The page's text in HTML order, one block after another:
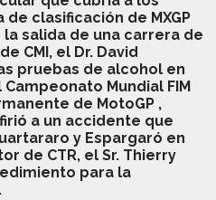
clasificación de MXGP
salida de una carrera de
CMI, el Dr. David
pruebas de alcohol en
Mundial FIM
de MotoGP ,
a un accidente que
y Espargaró en
de CTR, el Sr. Thierry
para la